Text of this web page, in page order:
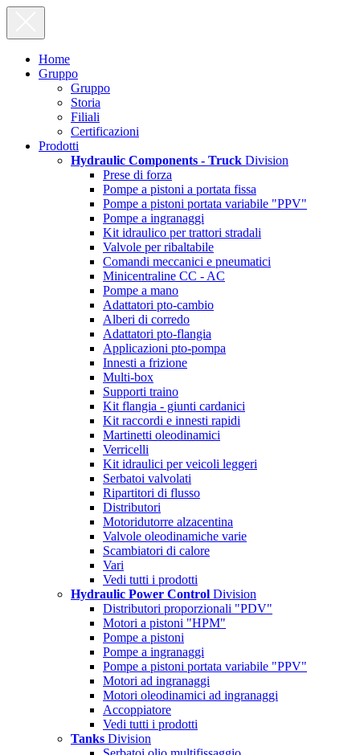
Home
Gruppo
Gruppo
Storia
Filiali
Certificazioni
Prodotti
Hydraulic Components - Truck Division
Prese di forza
Pompe a pistoni a portata fissa
Pompe a pistoni portata variabile "PPV"
Pompe a ingranaggi
Kit idraulico per trattori stradali
Valvole per ribaltabile
Comandi meccanici e pneumatici
Minicentraline CC - AC
Pompe a mano
Adattatori pto-cambio
Alberi di corredo
Adattatori pto-flangia
Applicazioni pto-pompa
Innesti a frizione
Multi-box
Supporti traino
Kit flangia - giunti cardanici
Kit raccordi e innesti rapidi
Martinetti oleodinamici
Verricelli
Kit idraulici per veicoli leggeri
Serbatoi valvolati
Ripartitori di flusso
Distributori
Motoridutorre alzacentina
Valvole oleodinamiche varie
Scambiatori di calore
Vari
Vedi tutti i prodotti
Hydraulic Power Control Division
Distributori proporzionali "PDV"
Motori a pistoni "HPM"
Pompe a pistoni
Pompe a ingranaggi
Pompe a pistoni portata variabile "PPV"
Motori ad ingranaggi
Motori oleodinamici ad ingranaggi
Accoppiatore
Vedi tutti i prodotti
Tanks Division